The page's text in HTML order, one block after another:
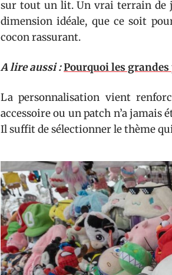
sur tout un lit. Un vrai terrain de
dimension idéale, que ce soit
cocon rassurant.
A lire aussi :Pourquoi les
La personnalisation vient
accessoire ou un patch n’a jamais
Il suffit de sélectionner le thème